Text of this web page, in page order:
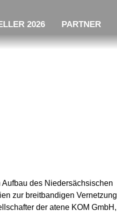
2026 PARTNER
des Niedersächsischen
zur breitbandigen Vernetzung
der atene KOM GmbH,